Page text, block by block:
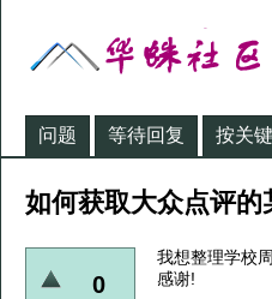
问题 等待回复 按关
如何获取大众点评的
0
我想整理学校
感谢!